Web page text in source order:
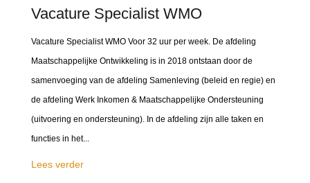
Vacature Specialist WMO
Vacature Specialist WMO Voor 32 uur per week. De afdeling
Maatschappelijke Ontwikkeling is in 2018 ontstaan door de
samenvoeging van de afdeling Samenleving (beleid en regie) en
de afdeling Werk Inkomen & Maatschappelijke Ondersteuning
(uitvoering en ondersteuning). In de afdeling zijn alle taken en
functies in het...
Lees verder